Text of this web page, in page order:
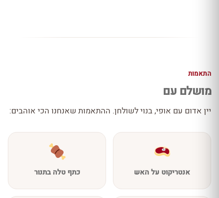
התאמות
מושלם עם
יין אדום עם אופי, בנוי לשולחן. ההתאמות שאנחנו הכי אוהבים:
אנטריקוט על האש כתף טלה בתנור